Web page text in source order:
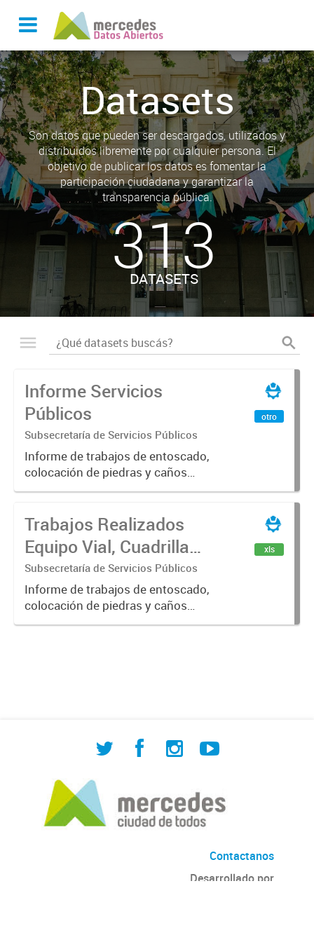
Datasets
Son datos que pueden ser descargados, utilizados y
distribuidos libremente por cualquier persona. El
objetivo de publicar los datos es fomentar la
participación ciudadana y garantizar la
transparencia pública.
313
DATASETS
Informe Servicios
Públicos
Subsecretaría de Servicios Públicos
Informe de trabajos de entoscado,
colocación de piedras y caños
(zanjeo - cruce de calles) Informe
construcción, colocación de tapa
registro, reparación...
otro
Trabajos Realizados
Equipo Vial, Cuadrilla
Bacheo, Servicio
Eléctrico - Noviembre
2021
Subsecretaría de Servicios Públicos
Informe de trabajos de entoscado,
colocación de piedras y caños
(zanjeo - cruce de calles) Informe
xls
Contactanos
Desarrollado por